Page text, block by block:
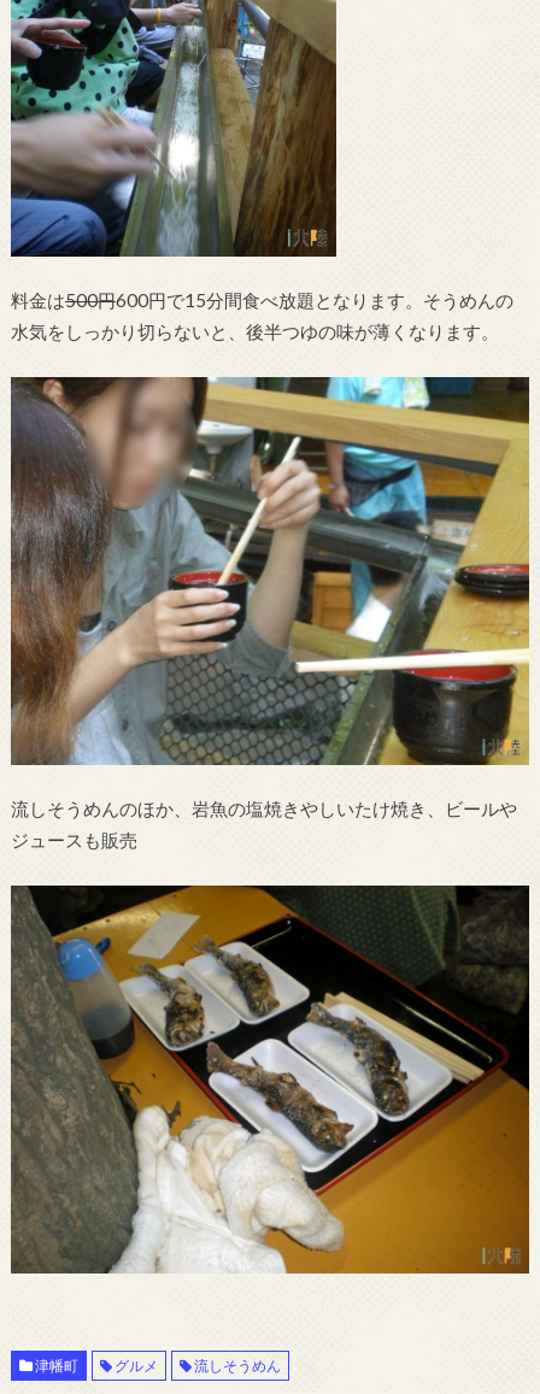
料金は500円600円で15分間食べ放題となります。そうめんの
水気をしっかり切らないと、後半つゆの味が薄くなります。
流しそうめんのほか、岩魚の塩焼きやしいたけ焼き、ビールや
ジュースも販売
津幡町 グルメ 流しそうめん